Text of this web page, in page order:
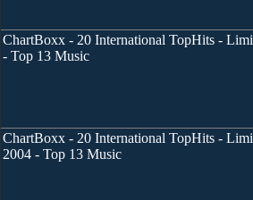
ChartBoxx - 20 International TopHits -
- Top 13 Music
ChartBoxx - 20 International TopHits -
2004 - Top 13 Music